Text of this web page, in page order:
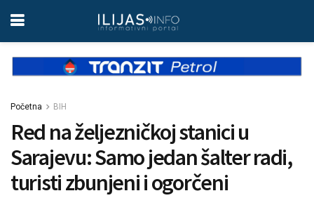
Početna BIH
Red na željezničkoj stanici u
Sarajevu: Samo jedan šalter radi,
turisti zbunjeni i ogorčeni